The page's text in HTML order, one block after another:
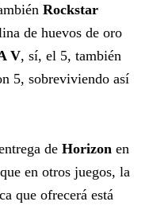
Rockstar
de huevos de oro
V, sí, el 5, también
5, sobreviviendo así
de Horizon en
en otros juegos, la
que ofrecerá está